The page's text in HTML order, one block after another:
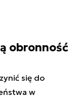
obronność
się do
w